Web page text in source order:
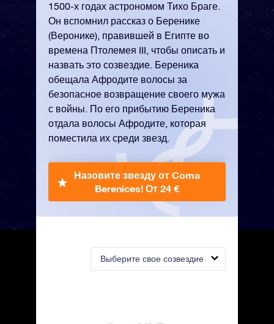
Выберите свое созвездие
1500-х годах астрономом Тихо Браге.
Он вспомнил рассказ о Беренике
(Веронике), правившей в Египте во
времена Птолемея III, чтобы описать и
назвать это созвездие. Береника
обещала Афродите волосы за
безопасное возвращение своего мужа
с войны. По его прибытию Береника
отдала волосы Афродите, которая
поместила их среди звезд.
Назовите звезду от Coma
Berenices! От 24 €